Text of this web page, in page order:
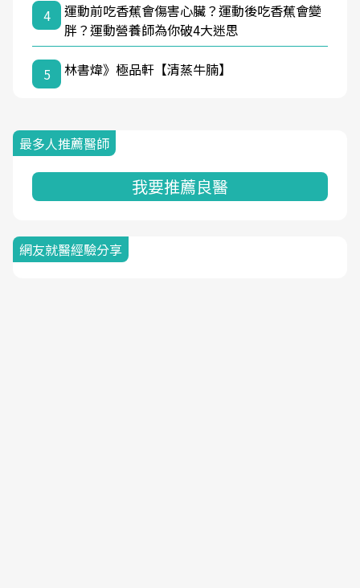
4
運動前吃香蕉會傷害心臟？運動後吃香蕉會變
胖？運動營養師為你破4大迷思
5 林書煒》極品軒【清蒸牛腩】
最多人推薦醫師
我要推薦良醫
網友就醫經驗分享